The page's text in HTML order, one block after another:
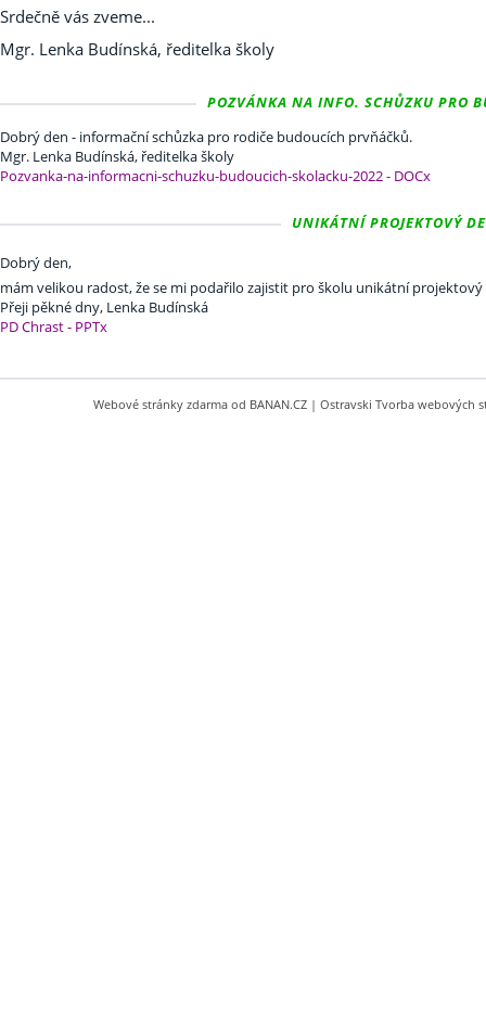
Srdečně vás zveme...
Mgr. Lenka Budínská, ředitelka školy
POZVÁNKA NA INFO. SCHŮZKU PRO
Dobrý den - informační schůzka pro rodiče budoucích prvňáčků.
Mgr. Lenka Budínská, ředitelka školy
Pozvanka-na-informacni-schuzku-budoucich-skolacku-2022 - DOCx
UNIKÁTNÍ PROJEKTOVÝ
Dobrý den,
mám velikou radost, že se mi podařilo zajistit pro školu unikátní projektový
Přeji pěkné dny, Lenka Budínská
PD Chrast - PPTx
Webové stránky zdarma od BANAN.CZ | Ostravski Tvorba webových